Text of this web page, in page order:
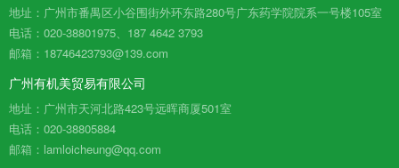
地址：广州市番禺区小谷围街外环东路280号广东药学院院系一号楼105室
电话：020-38801975、187 4642 3793
邮箱：18746423793@139.com
广州有机美贸易有限公司
地址：广州市天河北路423号远晖商厦501室
电话：020-38805884
邮箱：lamloicheung@qq.com